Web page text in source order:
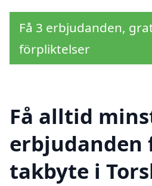
Få 3 erbjudanden,
förpliktelser
Få alltid
erbjudanden
takbyte i